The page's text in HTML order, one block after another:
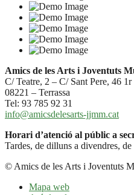
Amics de les Arts i Joventuts
C/ Teatre, 2 – C/ Sant Pere, 46 1r
08221 – Terrassa
Tel: 93 785 92 31
info@amicsdelesarts-jjmm.cat
Horari d’atenció al públic a
Tardes, de dilluns a divendres, de
© Amics de les Arts i Joventuts
Mapa web